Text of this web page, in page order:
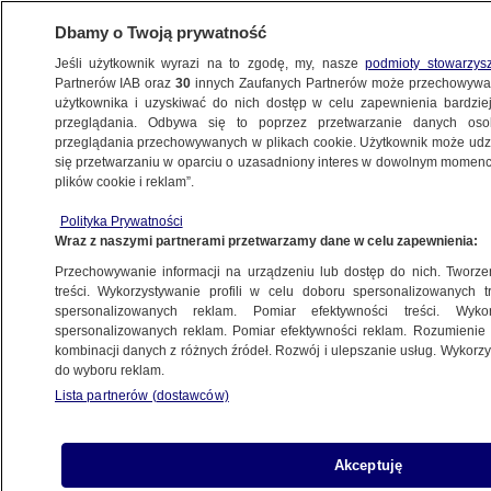
POLSKA
partnerskich. Prezes PSL zaproszony
do rozmowy
27.06.2025, 20:54
Posłuchaj artykułu
Czyta lektor AI
Dbamy o Twoją prywatność
Jeśli użytkownik wyrazi na to zgodę, my, naszepodmioty
Partnerów IAB oraz30 innych Zaufanych Partnerów może
użytkownika i uzyskiwać do nich dostęp w celu zapewnienia
przeglądania. Odbywa się to poprzez przetwarzanie danych
przeglądania przechowywanych w plikach cookie. Użytkownik może
się przetwarzaniu w oparciu o uzasadniony interes w dowolnym
plików cookie i reklam”.
Polityka Prywatności
Wraz z naszymi partnerami przetwarzamy dane w celu zapewnienia:
Przechowywanie informacji na urządzeniu lub dostęp do nich.
treści. Wykorzystywanie profili w celu doboru spersonalizowanych
spersonalizowanych reklam. Pomiar efektywności treści.
spersonalizowanych reklam. Pomiar efektywności reklam.
kombinacji danych z różnych źródeł. Rozwój i ulepszanie usług.
do wyboru reklam.
Lista partnerów (dostawców)
Akceptuję